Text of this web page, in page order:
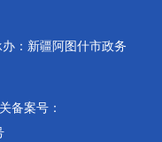
：新疆阿图什市政务
备案号：